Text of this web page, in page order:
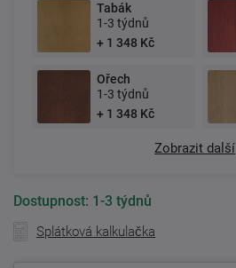
Tabák
1-3 týdnů
+ 1 348 Kč
Ořech
1-3 týdnů
+ 1 348 Kč
Zobrazit další
Dostupnost: 1-3 týdnů
Splátková kalkulačka